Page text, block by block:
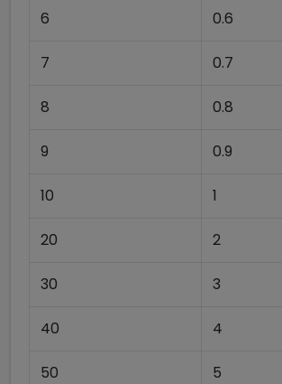
6 0.6
7 0.7
8 0.8
9 0.9
10 1
20 2
30 3
40 4
50 5